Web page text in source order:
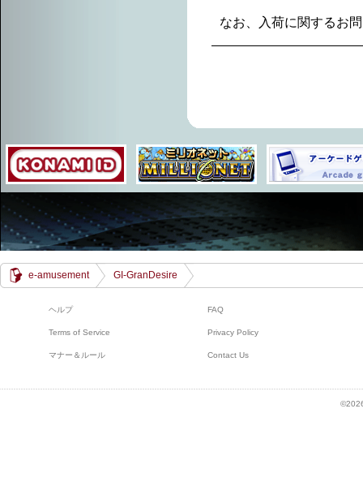
なお、入荷に関するお
e-amusement GI-GranDesire
ヘルプ FAQ
Terms of Service Privacy Policy
マナー＆ルール Contact Us